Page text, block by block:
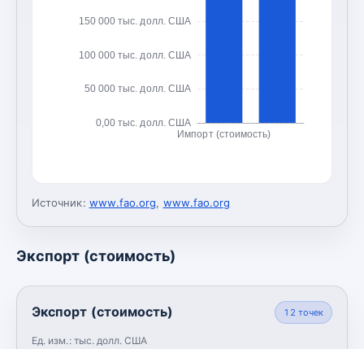
0,00 тыс. долл. США
50 000 тыс. долл. США
100 000 тыс. долл. США
150 000 тыс. долл. США
Импорт (стоимость)
Источник: www.fao.org, www.fao.org
Экспорт (стоимость)
Экспорт (стоимость)
Ед. изм.: тыс. долл. США
12 точек